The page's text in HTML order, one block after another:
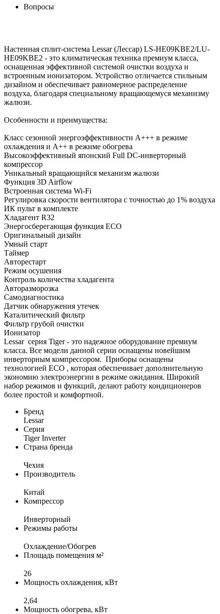
Вопросы
Настенная сплит-система Lessar (Лессар) LS-HE09KBE2/LU-
HE09KBE2 - это климатическая техника премиум класса,
оснащенная эффективной системой очистки воздуха и
встроенным ионизатором. Устройство отличается стильным
дизайном и обеспечивает равномерное распределение
воздуха, благодаря специальному вращающемуся механизму
жалюзи.
Особенности и преимущества:
Класс сезонной энергоэффективности А+++ в режиме
охлаждения и A++ в режиме обогрева
Высокоэффективный японский Full DC-инверторный
компрессор
Уникальный вращающийся механизм жалюзи
Функция 3D Airflow
Встроенная система Wi-Fi
Регулировка скорости вентилятора с точностью до 1% воздуха
ИК пульт в комплекте
Хладагент R32
Энергосберегающая функция ECO
Оригинальный дизайн
Умный старт
Таймер
Авторестарт
Режим осушения
Контроль количества хладагента
Авторазморозка
Самодиагностика
Датчик обнаружения утечек
Каталитический фильтр
Фильтр грубой очистки
Ионизатор
Lessar серия Tiger - это надежное оборудование премиум
класса. Все модели данной серии оснащены новейшим
инверторным компрессором. Приборы оснащены
технологией ECO , которая обеспечивает дополнительную
экономию электроэнергии в режиме ожидания. Широкий
набор режимов и функций, делают работу кондиционеров
более простой и комфортной.
Бренд
Lessar
Серия
Tiger Inverter
Страна бренда
Чеxия
Производитель
Китай
Компрессор
Инверторный
Режимы работы
Охлаждение/Обогрев
Площадь помещения м²
26
Мощность охлаждения, кВт
2,64
Мощность обогрева, кВт